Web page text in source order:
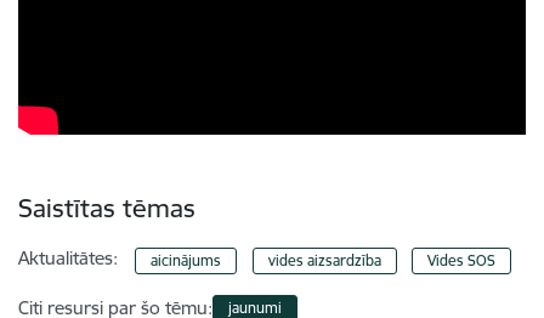
Saistītas tēmas
Aktualitātes: aicinājums vides aizsardzība Vides SOS
Citi resursi par šo tēmu: jaunumi